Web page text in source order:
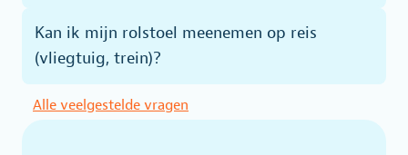
Kan ik mijn rolstoel meenemen op reis
(vliegtuig, trein)?
Alle veelgestelde vragen